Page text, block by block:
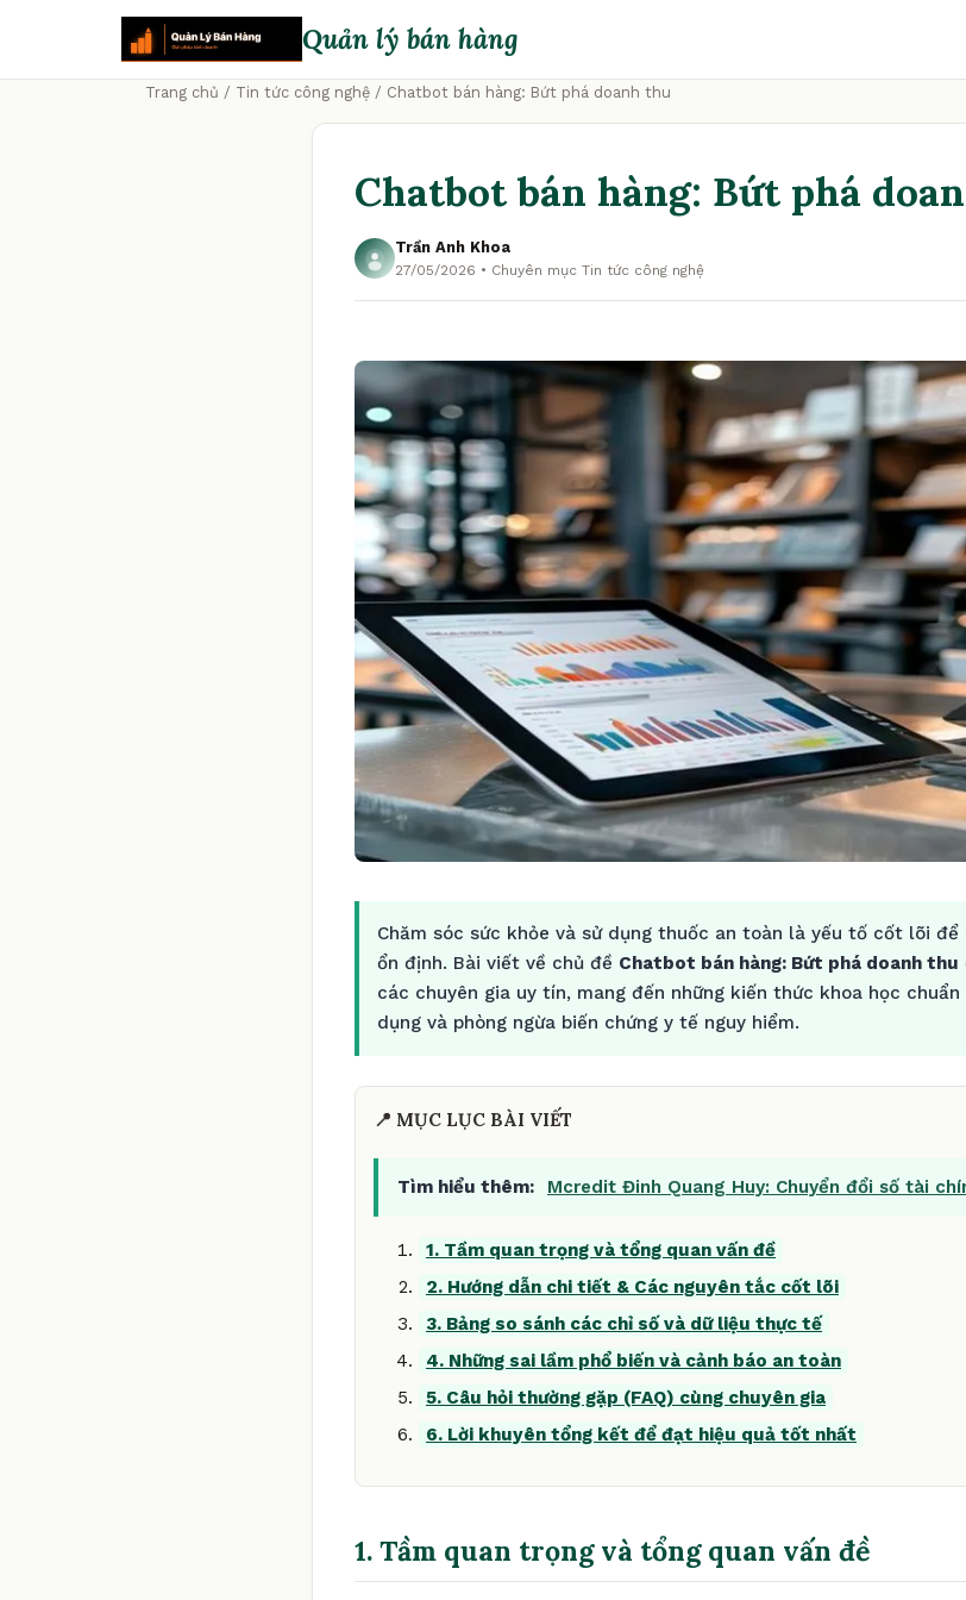
Quản lý bán hàng
Trang chủ / Tin tức công nghệ / Chatbot bán hàng: Bứt phá doanh thu
Chatbot bán hàng: Bứt phá
Trần Anh Khoa
27/05/2026 • Chuyên mục Tin tức công nghệ
Chăm sóc sức khỏe và sử dụng thuốc an toàn là yếu tố cốt lõi
ổn định. Bài viết về chủ đề Chatbot bán hàng: Bứt phá doanh thu
các chuyên gia uy tín, mang đến những kiến thức khoa học
dụng và phòng ngừa biến chứng y tế nguy hiểm.
📍 MỤC LỤC BÀI VIẾT
Tìm hiểu thêm: Mcredit Đinh Quang Huy: Chuyển đổi số tài
1. Tầm quan trọng và tổng quan vấn đề
2. Hướng dẫn chi tiết & Các nguyên tắc cốt lõi
3. Bảng so sánh các chỉ số và dữ liệu thực tế
4. Những sai lầm phổ biến và cảnh báo an toàn
5. Câu hỏi thường gặp (FAQ) cùng chuyên gia
6. Lời khuyên tổng kết để đạt hiệu quả tốt nhất
1. Tầm quan trọng và tổng quan vấn đề